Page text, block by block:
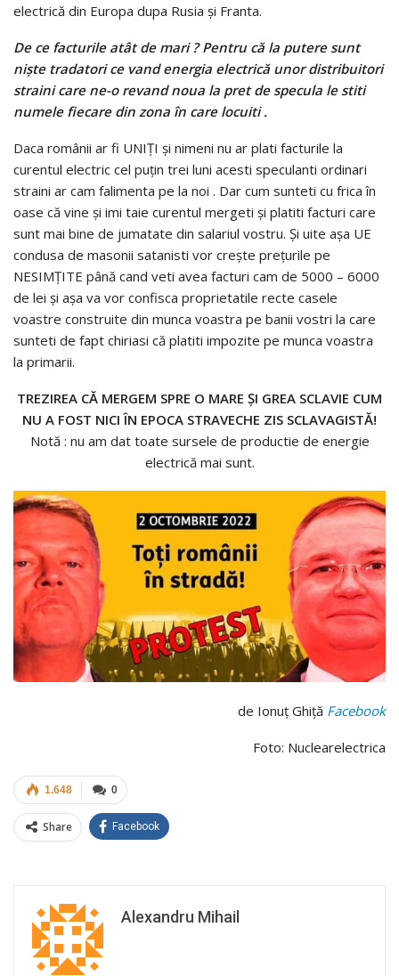
electrică din Europa dupa Rusia și Franta.
De ce facturile atât de mari ? Pentru că la putere sunt
niște tradatori ce vand energia electrică unor distribuitori
straini care ne-o revand noua la pret de specula le stiti
numele fiecare din zona în care locuiti .
Daca românii ar fi UNIȚI și nimeni nu ar plati facturile la
curentul electric cel puțin trei luni acesti speculanti ordinari
straini ar cam falimenta pe la noi . Dar cum sunteti cu frica în
oase că vine și imi taie curentul mergeti și platiti facturi care
sunt mai bine de jumatate din salariul vostru. Și uite așa UE
condusa de masonii satanisti vor crește prețurile pe
NESIMȚITE până cand veti avea facturi cam de 5000 – 6000
de lei și așa va vor confisca proprietatile recte casele
voastre construite din munca voastra pe banii vostri la care
sunteti de fapt chiriasi că platiti impozite pe munca voastra
la primarii.
TREZIREA CĂ MERGEM SPRE O MARE ȘI GREA SCLAVIE CUM
NU A FOST NICI ÎN EPOCA STRAVECHE ZIS SCLAVAGISTĂ!
Notă : nu am dat toate sursele de productie de energie
electrică mai sunt.
de Ionuț Ghiță Facebook
Foto: Nuclearelectrica
0
1.648
Share Facebook
Alexandru Mihail